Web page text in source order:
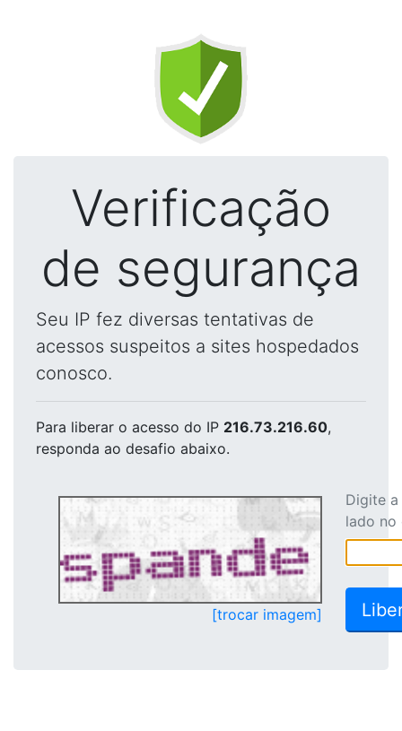
Verificação
de segurança
Seu IP fez diversas tentativas de
acessos suspeitos a sites hospedados
conosco.
Para liberar o acesso do IP 216.73.216.60,
responda ao desafio abaixo.
[trocar imagem]
Digite
lado no